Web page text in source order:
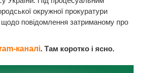
окружної прокуратури
щодо повідомлення затриманому про
каналі. Там коротко і ясно.